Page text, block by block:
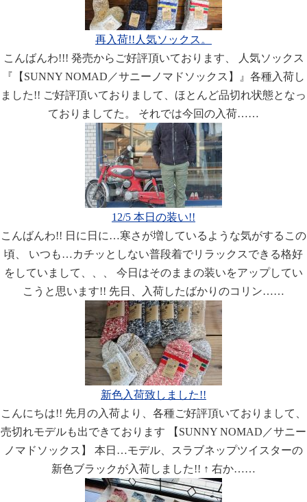
再入荷!!人気ソックス。
こんばんわ!!! 発売からご好評頂いております、 人気ソックス
『【SUNNY NOMAD／サニーノマドソックス】』各種入荷し
ました!! ご好評頂いておりまして、ほとんど品切れ状態となっ
ておりましてた。 それでは今回の入荷……
12/5 本日の装い!!
こんばんわ!! 日に日に…寒さが増しているような気がするこの
頃、 いつも…カチッとしない普段着でリラックスできる格好
をしていまして、、、 今日はそのままの装いをアップしてい
こうと思います!! 先日、入荷したばかりのコリン……
新色入荷致しました!!
こんにちは!! 先月の入荷より、各種ご好評頂いておりまして、
売切れモデルも出できております 【SUNNY NOMAD／サニー
ノマドソックス】 本日…モデル、スラブネップツイスターの
新色ブラックが入荷しました!! ↑ 右か……